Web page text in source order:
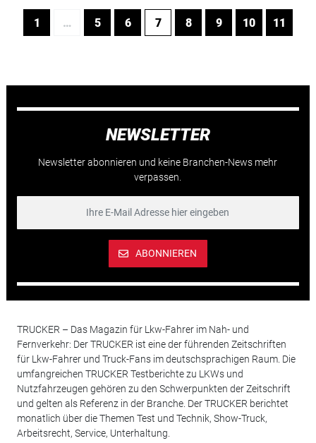
1 … 5 6 7 8 9 10 11
NEWSLETTER
Newsletter abonnieren und keine Branchen-News mehr
verpassen.
ABONNIEREN
TRUCKER – Das Magazin für Lkw-Fahrer im Nah- und
Fernverkehr: Der TRUCKER ist eine der führenden Zeitschriften
für Lkw-Fahrer und Truck-Fans im deutschsprachigen Raum. Die
umfangreichen TRUCKER Testberichte zu LKWs und
Nutzfahrzeugen gehören zu den Schwerpunkten der Zeitschrift
und gelten als Referenz in der Branche. Der TRUCKER berichtet
monatlich über die Themen Test und Technik, Show-Truck,
Arbeitsrecht, Service, Unterhaltung.